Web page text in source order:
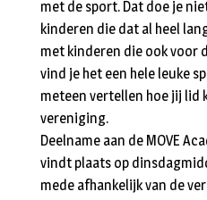
met de sport. Dat doe je
kinderen die dat al heel
met kinderen die ook voor
vind je het een hele leuke
meteen vertellen hoe jij lid
vereniging.
Deelname aan de MOVE
vindt plaats op
mede afhankelijk van de